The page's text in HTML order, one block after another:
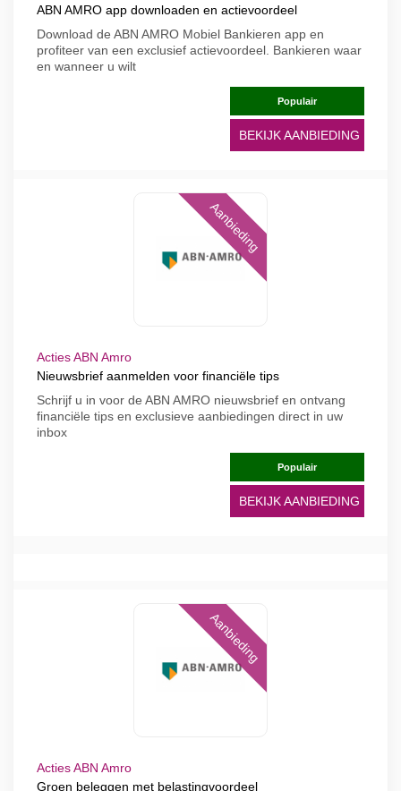
ABN AMRO app downloaden en actievoordeel
Download de ABN AMRO Mobiel Bankieren app en
profiteer van een exclusief actievoordeel. Bankieren waar
en wanneer u wilt
Populair
BEKIJK AANBIEDING
Aanbieding
Acties ABN Amro
Nieuwsbrief aanmelden voor financiële tips
Schrijf u in voor de ABN AMRO nieuwsbrief en ontvang
financiële tips en exclusieve aanbiedingen direct in uw
inbox
Populair
BEKIJK AANBIEDING
Aanbieding
Acties ABN Amro
Groen beleggen met belastingvoordeel